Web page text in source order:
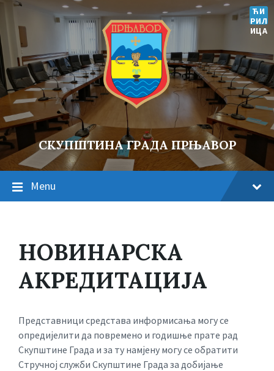
ЋИ
РИЛ
ИЦА
СКУПШТИНА ГРАДА ПРЊАВОР
Menu
НОВИНАРСКА
АКРЕДИТАЦИЈА
Представници средстава информисања могу се
опредијелити да повремено и годишње прате рад
Скупштине Града и за ту намјену могу се обратити
Стручној служби Скупштине Града за добијање